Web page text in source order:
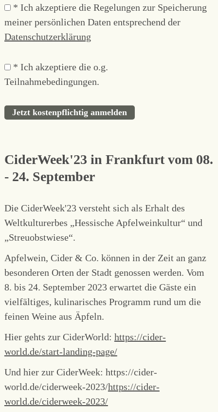
* Ich akzeptiere die Regelungen zur Speicherung
meiner persönlichen Daten entsprechend der
Datenschutzerklärung
* Ich akzeptiere die o.g.
Teilnahmebedingungen.
Jetzt kostenpflichtig anmelden
CiderWeek'23 in Frankfurt vom 08.
- 24. September
Die CiderWeek'23 versteht sich als Erhalt des
Weltkulturerbes „Hessische Apfelweinkultur“ und
„Streuobstwiese“.
Apfelwein, Cider & Co. können in der Zeit an ganz
besonderen Orten der Stadt genossen werden. Vom
8. bis 24. September 2023 erwartet die Gäste ein
vielfältiges, kulinarisches Programm rund um die
feinen Weine aus Äpfeln.
Hier gehts zur CiderWorld: https://cider-
world.de/start-landing-page/
Und hier zur CiderWeek: https://cider-
world.de/ciderweek-2023/https://cider-
world.de/ciderweek-2023/